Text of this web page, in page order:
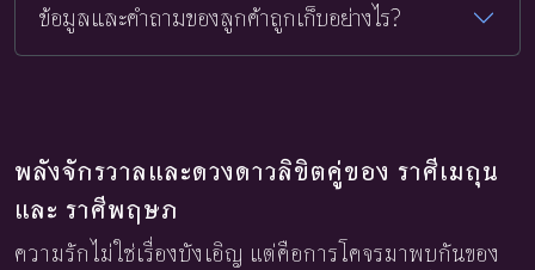
ข้อมูลและคำถามของลูกค้าถูกเก็บอย่างไร?
พลังจักรวาลและดวงดาวลิขิตคู่ของ ราศีเมถุน
และ ราศีพฤษภ
ความรักไม่ใช่เรื่องบังเอิญ แต่คือการโคจรมาพบกันของ